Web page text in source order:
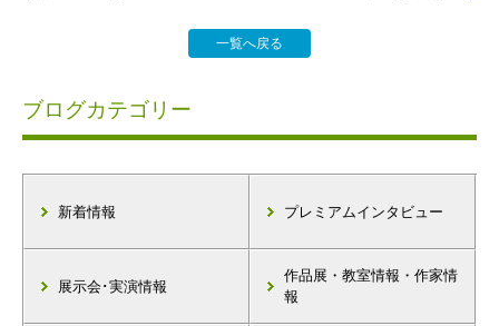
一覧へ戻る
ブログカテゴリー
新着情報 プレミアムインタビュー
展示会･実演情報
作品展・教室情報・作家情
報